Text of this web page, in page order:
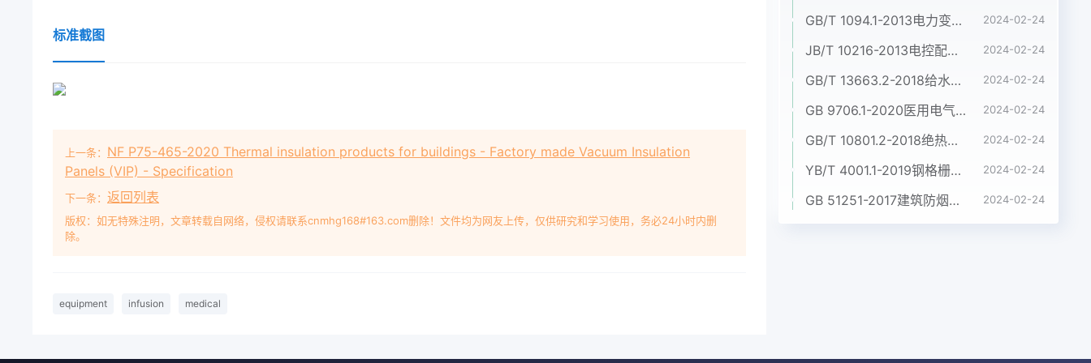
标准截图
上一条： NF P75-465-2020 Thermal insulation products for buildings - Factory made Vacuum Insulation
Panels (VIP) - Specification
下一条： 返回列表
版权：如无特殊注明，文章转载自网络，侵权请联系cnmhg168#163.com删除！文件均为网友上传，仅供研究和学习使用，务必24小时内删
除。
equipment infusion medical
GB/T 1094.1-2013电力变压器 第1部分:总则 2024-02-24
JB/T 10216-2013电控配电用电缆桥架 2024-02-24
GB/T 13663.2-2018给水用聚乙烯(PE)管道系统 第2部分:管材 2024-02-24
GB 9706.1-2020医用电气设备 第1部分:基本安全和基本性能的通用要求 2024-02-24
GB/T 10801.2-2018绝热用挤塑聚苯乙烯泡沫塑料(XPS) 2024-02-24
YB/T 4001.1-2019钢格栅板及配套件 第1部分:钢格栅板 2024-02-24
GB 51251-2017建筑防烟排烟系统技术标准 2024-02-24